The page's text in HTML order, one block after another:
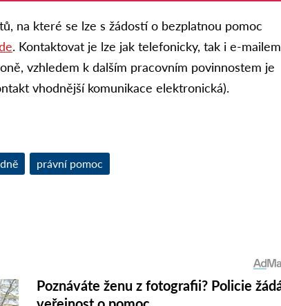
na které se lze s žádostí o bezplatnou pomoc
. Kontaktovat je lze jak telefonicky, tak i e-mailem
vzhledem k dalším pracovním povinnostem je
vhodnější komunikace elektronická).
právní pomoc